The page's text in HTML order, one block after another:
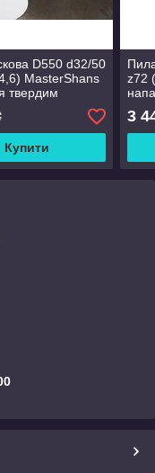
D550 d32/50
МasterShans
твердим
Купити
z72
3